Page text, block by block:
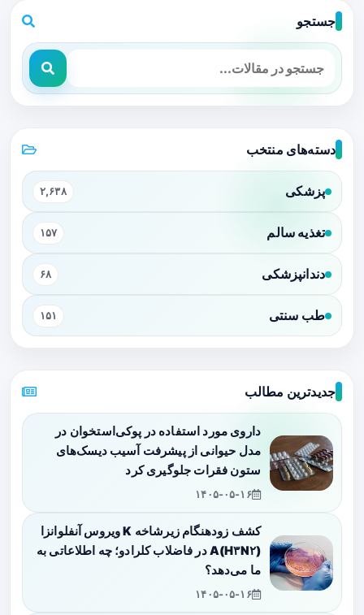
جستجو
دسته‌های منتخب
پزشکی ۲,۶۳۸
تغذیه سالم ۱۵۷
دندانپزشکی ۶۸
طب سنتی ۱۵۱
جدیدترین مطالب
داروی مورد استفاده در پوکی‌استخوان در
مدل حیوانی از پیشرفت آسیب دیسک‌های
ستون فقرات جلوگیری کرد
۱۴۰۵-۰۵-۱۶
کشف زودهنگام زیرشاخه K ویروس آنفلوانزا
A(H۳N۲) در فاضلاب کلرادو؛ چه اطلاعاتی به
ما می‌دهد؟
۱۴۰۵-۰۵-۱۶